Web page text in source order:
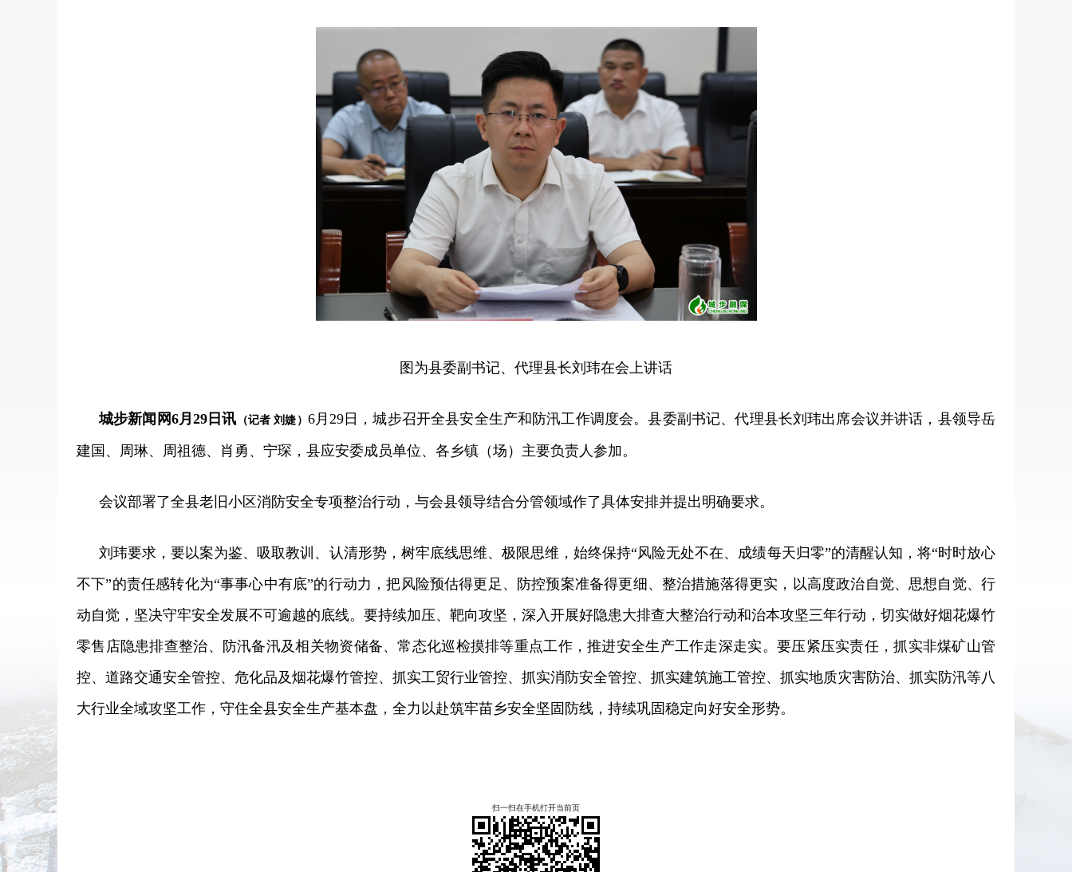
图为县委副书记、代理县长刘玮在会上讲话
城步新闻网6月29日讯 （记者 刘婕） 6月29日，城步召开全县安全生产和防汛工作调度会。县委副书记、代理县长刘玮出席会议并讲话，县领导岳
建国、周琳、周祖德、肖勇、宁琛，县应安委成员单位、各乡镇（场）主要负责人参加。
会议部署了全县老旧小区消防安全专项整治行动，与会县领导结合分管领域作了具体安排并提出明确要求。
刘玮要求，要以案为鉴、吸取教训、认清形势，树牢底线思维、极限思维，始终保持“风险无处不在、成绩每天归零”的清醒认知，将“时时放心
不下”的责任感转化为“事事心中有底”的行动力，把风险预估得更足、防控预案准备得更细、整治措施落得更实，以高度政治自觉、思想自觉、行
动自觉，坚决守牢安全发展不可逾越的底线。要持续加压、靶向攻坚，深入开展好隐患大排查大整治行动和治本攻坚三年行动，切实做好烟花爆竹
零售店隐患排查整治、防汛备汛及相关物资储备、常态化巡检摸排等重点工作，推进安全生产工作走深走实。要压紧压实责任，抓实非煤矿山管
控、道路交通安全管控、危化品及烟花爆竹管控、抓实工贸行业管控、抓实消防安全管控、抓实建筑施工管控、抓实地质灾害防治、抓实防汛等八
大行业全域攻坚工作，守住全县安全生产基本盘，全力以赴筑牢苗乡安全坚固防线，持续巩固稳定向好安全形势。
扫一扫在手机打开当前页